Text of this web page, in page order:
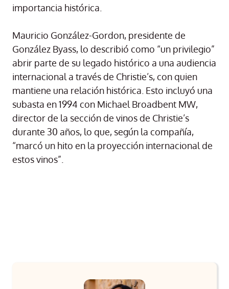
importancia histórica.
Mauricio González-Gordon, presidente de
González Byass, lo describió como “un privilegio”
abrir parte de su legado histórico a una audiencia
internacional a través de Christie’s, con quien
mantiene una relación histórica. Esto incluyó una
subasta en 1994 con Michael Broadbent MW,
director de la sección de vinos de Christie’s
durante 30 años, lo que, según la compañía,
“marcó un hito en la proyección internacional de
estos vinos”.